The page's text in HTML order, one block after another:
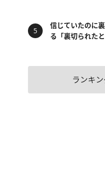
信じていたのに
る「裏切られた
ランキ